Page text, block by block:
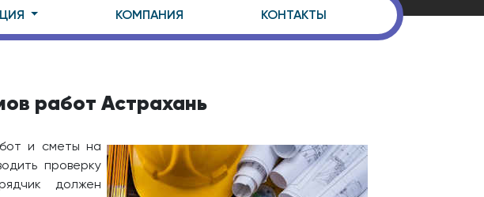
КОМПАНИЯ КОНТАКТЫ
работ Астрахань
и сметы на
проверку
должен